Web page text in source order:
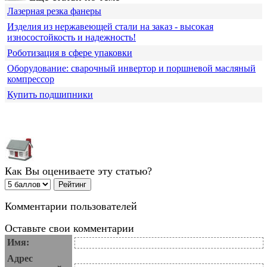
Лазерная резка фанеры
Изделия из нержавеющей стали на заказ - высокая
износостойкость и надежность!
Роботизация в сфере упаковки
Оборудование: сварочный инвертор и поршневой масляный
компрессор
Купить подшипники
Как Вы оцениваете эту статью?
Комментарии пользователей
Оставьте свои комментарии
Имя:
Адрес